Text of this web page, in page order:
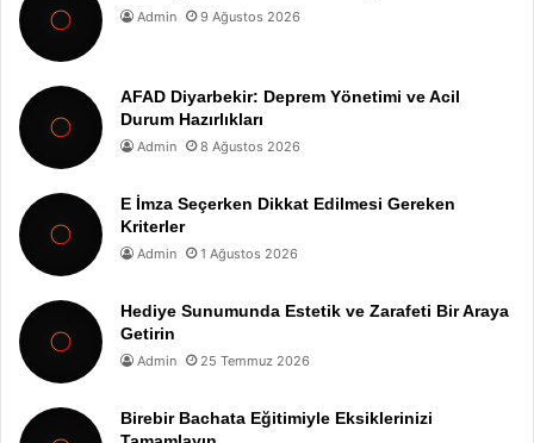
Admin 9 Ağustos 2026
AFAD Diyarbekir: Deprem Yönetimi ve Acil
Durum Hazırlıkları
Admin 8 Ağustos 2026
E İmza Seçerken Dikkat Edilmesi Gereken
Kriterler
Admin 1 Ağustos 2026
Hediye Sunumunda Estetik ve Zarafeti Bir Araya
Getirin
Admin 25 Temmuz 2026
Birebir Bachata Eğitimiyle Eksiklerinizi